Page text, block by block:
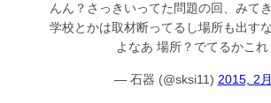
んん？さっきいってた問題の回、みて
学校とかは取材断ってるし場所も出す
よなあ 場所？でてるかこれ
— 石器 (@sksi11) 2015, 2